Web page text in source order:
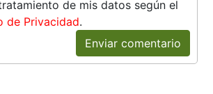
de mis datos según el
de Privacidad.
Enviar comentario